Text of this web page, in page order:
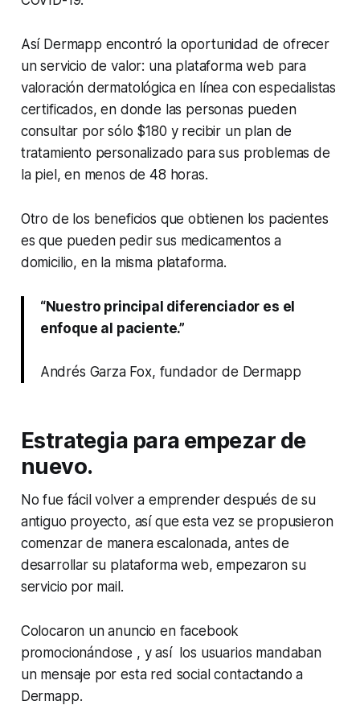
Así Dermapp encontró la oportunidad de ofrecer
un servicio de valor: una plataforma web para
valoración dermatológica en línea con especialistas
certificados, en donde las personas pueden
consultar por sólo $180 y recibir un plan de
tratamiento personalizado para sus problemas de
la piel, en menos de 48 horas.
Otro de los beneficios que obtienen los pacientes
es que pueden pedir sus medicamentos a
domicilio, en la misma plataforma.
“Nuestro principal diferenciador es el
enfoque al paciente.”
Andrés Garza Fox, fundador de Dermapp
Estrategia para empezar de
nuevo.
No fue fácil volver a emprender después de su
antiguo proyecto, así que esta vez se propusieron
comenzar de manera escalonada, antes de
desarrollar su plataforma web, empezaron su
servicio por mail.
Colocaron un anuncio en facebook
promocionándose , y así los usuarios mandaban
un mensaje por esta red social contactando a
Dermapp.